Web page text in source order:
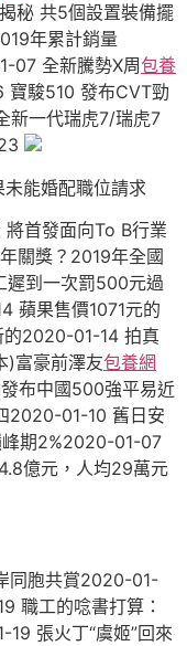
秘 共5個設置裝備擺
年累計銷量
07 全新騰勢X周包養
駿510 發布CVT勁
新一代瑞虎7/瑞虎7
未能婚配職位請求
首發面向To B行業
關獎？2019年全國
到一次罰500元過
蘋果售價1071元的
的2020-01-14 拍真
)富豪前澤友包養網
布中國500強平易近
2020-01-10 舊日安
峰期2%2020-01-07
億元，人均29萬元
同胞共賞2020-01-
職工的唸書打算：
張火丁“虞姬”回來